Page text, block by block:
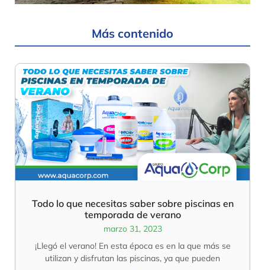
Más contenido
Todo lo que necesitas saber sobre piscinas en
temporada de verano
marzo 31, 2023
¡Llegó el verano! En esta época es en la que más se
utilizan y disfrutan las piscinas, ya que pueden